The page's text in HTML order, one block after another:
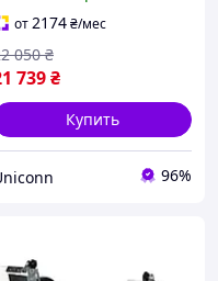
от2174₴/мес
739₴
050 ₴
Купить
96%